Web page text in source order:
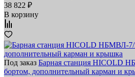
38 822 ₽
В корзину
Под заказ Барная станция HICOLD
бортом, дополнительный карман и